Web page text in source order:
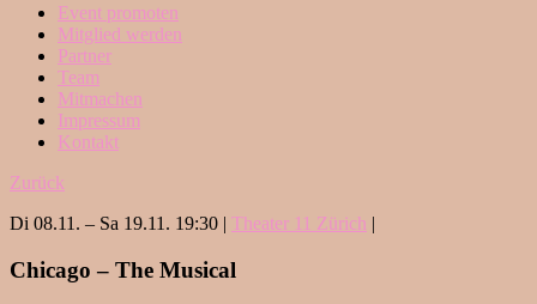
Event promoten
Mitglied werden
Partner
Team
Mitmachen
Impressum
Kontakt
Zurück
Di 08.11. – Sa 19.11. 19:30 | Theater 11 Zürich |
Chicago – The Musical